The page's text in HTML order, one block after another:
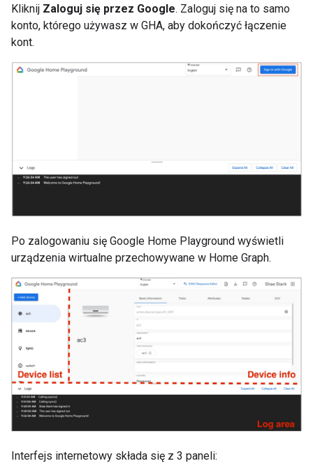
Kliknij Zaloguj się przez Google. Zaloguj się na to samo
konto, którego używasz w GHA, aby dokończyć łączenie
kont.
Po zalogowaniu się Google Home Playground wyświetli
urządzenia wirtualne przechowywane w Home Graph.
Interfejs internetowy składa się z 3 paneli: